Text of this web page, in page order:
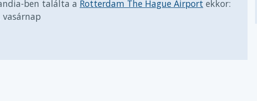
ben találta a Rotterdam The Hague Airport ekkor:
vasárnap